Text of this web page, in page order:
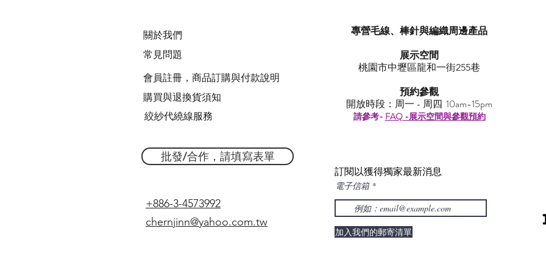
關於我們
常見問題
會員註冊，商品訂購與付款說明
購買與退換貨須知
絞紗代繞線服務
專營毛線、棒針與編織周邊產品
展示空間
​桃園市中壢區龍和一街255巷
預約參觀
開放時段：周一 - 周四 10am-15pm
請參考- FAQ -展示空間與參觀預約
批發/合作，請填寫表單
+886-3-4573992
chernjinn@yahoo.com.tw
訂閱以獲得獨家最新消息
電子信箱
加入我們的郵寄清單